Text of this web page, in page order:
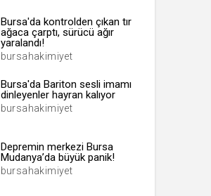
Bursa'da kontrolden çıkan tır
ağaca çarptı, sürücü ağır
yaralandı!
bursahakimiyet
Bursa'da Bariton sesli imamı
dinleyenler hayran kalıyor
bursahakimiyet
Depremin merkezi Bursa
Mudanya’da büyük panik!
bursahakimiyet